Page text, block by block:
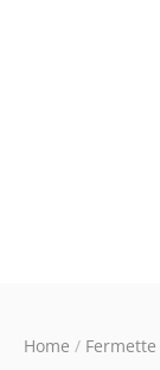
Home / Fermette